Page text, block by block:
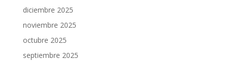
diciembre 2025
noviembre 2025
octubre 2025
septiembre 2025